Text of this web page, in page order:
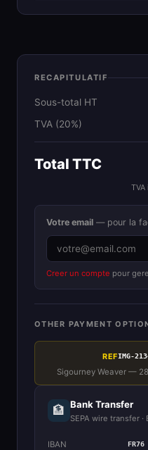
RECAPITULATIF
Sous-total HT
TVA (20%)
Total TTC
TVA
Votre email — pour la
Creer un compte pour
OTHER PAYMENT
REFIMG-
Sigourney Weaver —
🏦 Bank Transfer
SEPA wire transfer ·
IBAN